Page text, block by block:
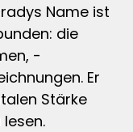
Name ist
die
-
Er
Stärke